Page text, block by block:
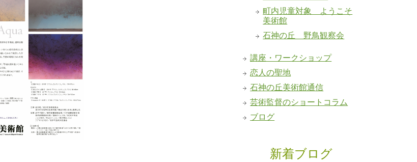
町内児童対象 ようこそ
美術館
石神の丘 野鳥観察会
講座・ワークショップ
恋人の聖地
石神の丘美術館通信
芸術監督のショートコラム
ブログ
新着ブログ